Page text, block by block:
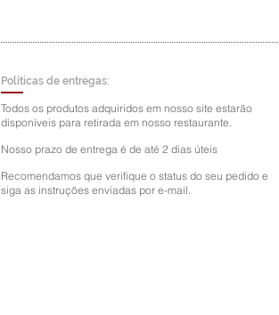
Políticas de entregas:
Todos os produtos adquiridos em nosso site estarão
disponíveis para retirada em nosso restaurante.
Nosso prazo de entrega é de até 2 dias úteis
Recomendamos que verifique o status do seu pedido e
siga as instruções enviadas por e-mail.